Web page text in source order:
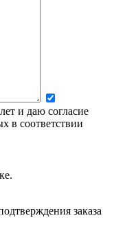
и даю согласие
в соответствии
заказа